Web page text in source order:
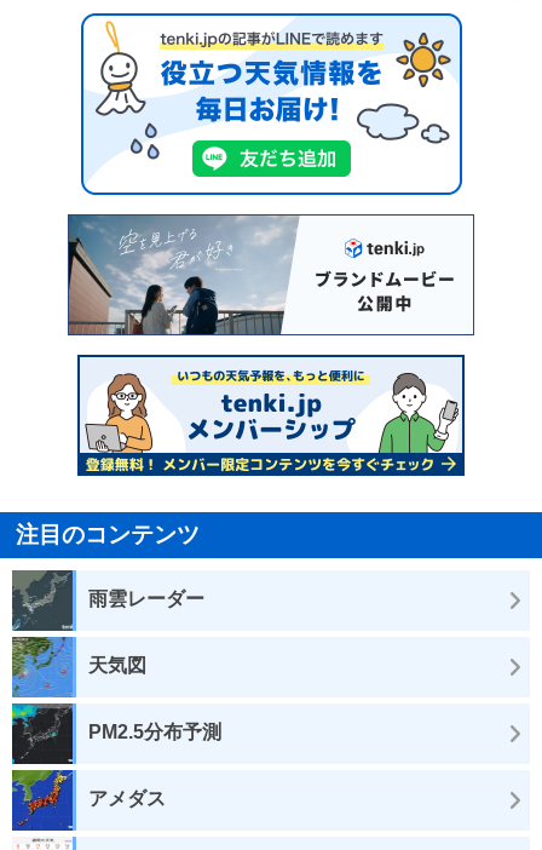
注目のコンテンツ
雨雲レーダー
天気図
PM2.5分布予測
アメダス